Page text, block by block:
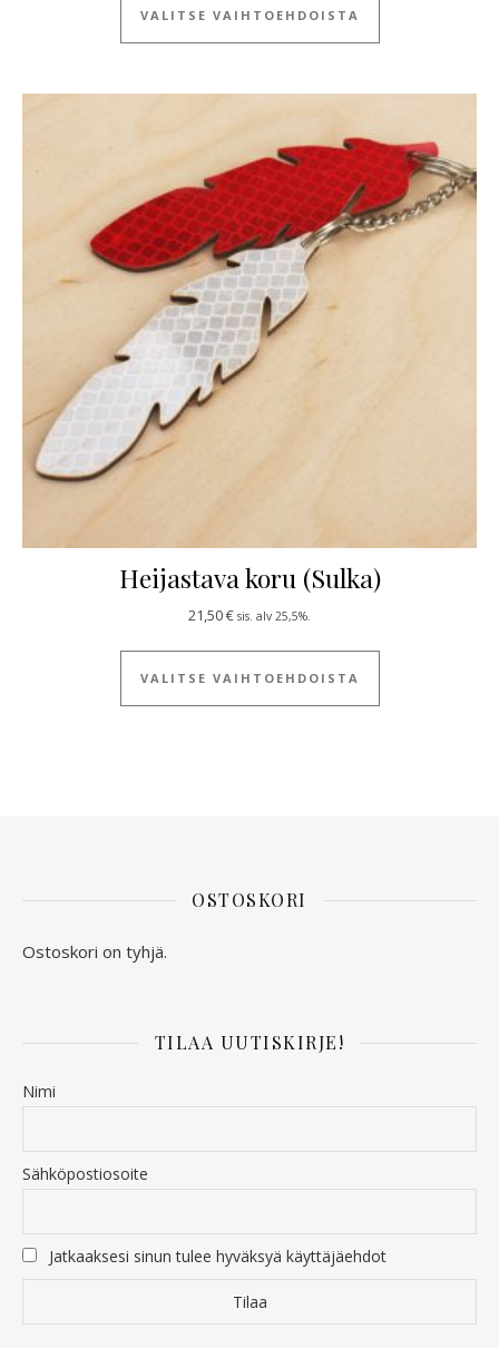
VALITSE VAIHTOEHDOISTA
Heijastava koru (Sulka)
21,50€ sis. alv 25,5%.
VALITSE VAIHTOEHDOISTA
Tällä tuotteella
OSTOSKORI
Ostoskori on tyhjä.
TILAA UUTISKIRJE!
Nimi
Sähköpostiosoite
Jatkaaksesi sinun tulee hyväksyä käyttäjäehdot